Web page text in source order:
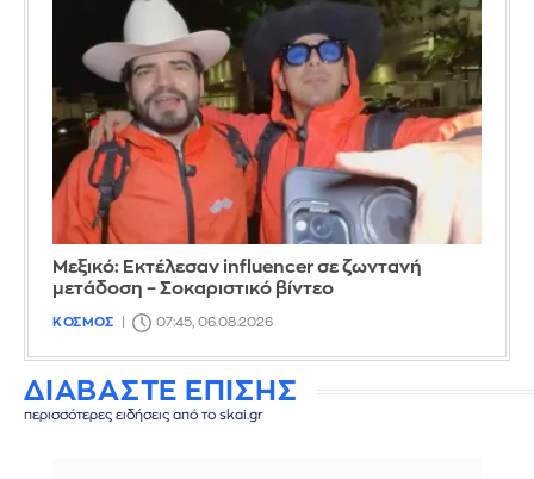
Μεξικό: Εκτέλεσαν influencer σε ζωντανή
μετάδοση – Σοκαριστικό βίντεο
ΚΟΣΜΟΣ 07:45, 06.08.2026
ΔΙΑΒΑΣΤΕ ΕΠΙΣΗΣ
περισσότερες ειδήσεις από το skai.gr